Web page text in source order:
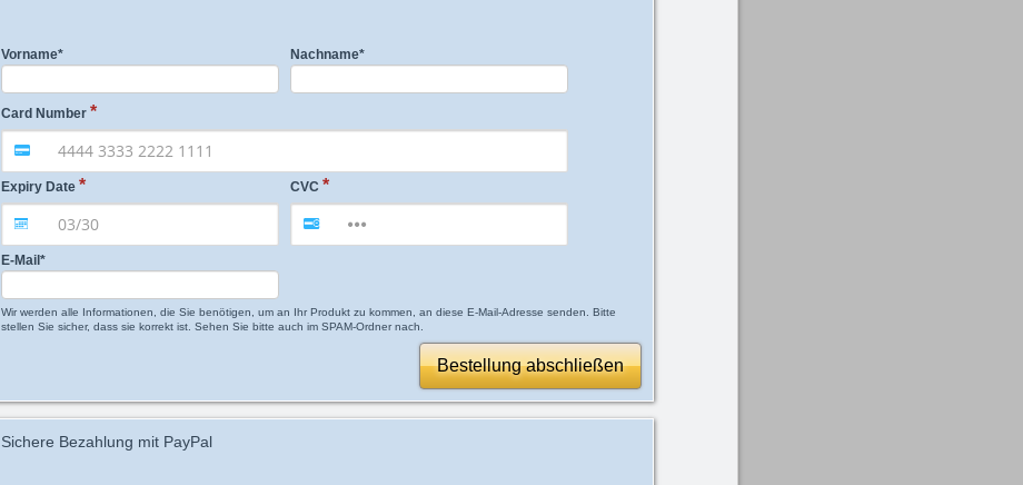
Vorname* Nachname*
Card Number
Expiry Date CVC
E-Mail*
Wir werden alle Informationen, die Sie benötigen, um an Ihr Produkt zu kommen, an diese E-Mail-Adresse senden. Bitte
stellen Sie sicher, dass sie korrekt ist. Sehen Sie bitte auch im SPAM-Ordner nach.
Bestellung abschließen
Sichere Bezahlung mit PayPal